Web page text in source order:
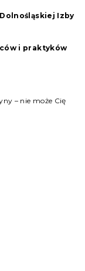
Izby
i praktyków
– nie może Cię